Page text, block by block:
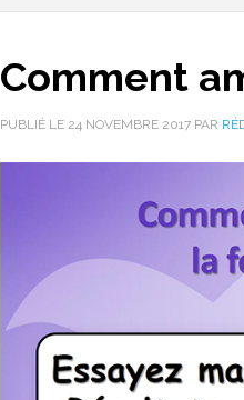
Comment
PUBLIÉ LE 24 NOVEMBRE 2017 PAR